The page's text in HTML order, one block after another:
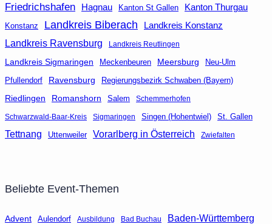
Friedrichshafen Hagnau Kanton St Gallen Kanton Thurgau
Konstanz Landkreis Biberach Landkreis Konstanz
Landkreis Ravensburg Landkreis Reutlingen
Landkreis Sigmaringen Meckenbeuren Meersburg Neu-Ulm
Pfullendorf Ravensburg Regierungsbezirk Schwaben (Bayern)
Riedlingen Romanshorn Salem Schemmerhofen
Schwarzwald-Baar-Kreis Sigmaringen Singen (Hohentwiel) St. Gallen
Tettnang Uttenweiler Vorarlberg in Österreich Zwiefalten
Beliebte Event-Themen
Advent Aulendorf Ausbildung Bad Buchau
Baden-Württemberg